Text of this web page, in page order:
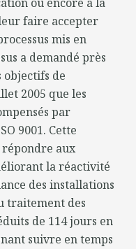
faire accepter
mis en
a demandé près
objectifs de
2005 que les
par
9001. Cette
aux
la réactivité
des installations
traitement des
de 114 jours en
suivre en temps